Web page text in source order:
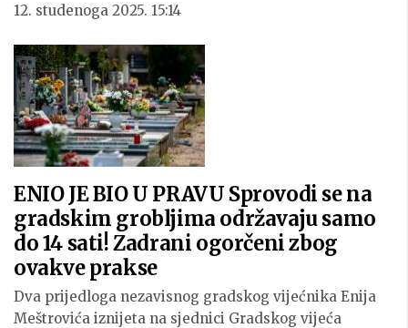
12. studenoga 2025. 15:14
ENIO JE BIO U PRAVU Sprovodi se na
gradskim grobljima održavaju samo
do 14 sati! Zadrani ogorčeni zbog
ovakve prakse
Dva prijedloga nezavisnog gradskog vijećnika Enija
Meštrovića iznijeta na sjednici Gradskog vijeća